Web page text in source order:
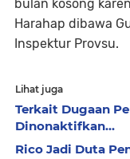
bulan kosong
Harahap dibawa
Inspektur Provsu.
Lihat juga
Terkait Dugaan
Dinonaktifkan...
Rico Jadi Duta